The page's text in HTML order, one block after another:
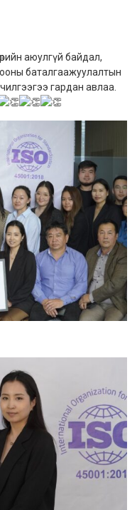
аюулгүй байдал,
баталгаажуулалтын
гардан авлаа.